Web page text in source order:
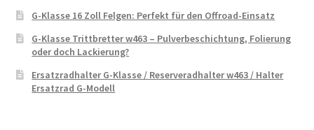
G-Klasse 16 Zoll Felgen: Perfekt für den Offroad-Einsatz
G-Klasse Trittbretter w463 – Pulverbeschichtung, Folierung
oder doch Lackierung?
Ersatzradhalter G-Klasse / Reserveradhalter w463 / Halter
Ersatzrad G-Modell